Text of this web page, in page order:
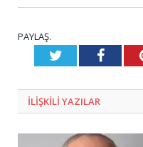
PAYLAŞ.
Twitter
ILIŞKILI YAZILAR